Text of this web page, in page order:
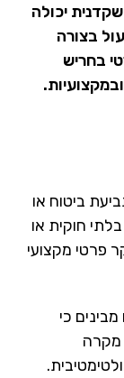
יכולה
בצורה
בחריש
ביטוח או
חוקית או
פרטי מקצועי
כי
מקרה